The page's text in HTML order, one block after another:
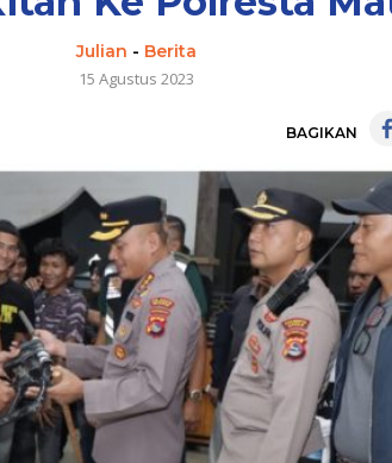
Julian - Berita
15 Agustus 2023
BAGIKAN